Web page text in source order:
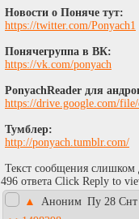
Новости о Поняче тут:
https://twitter.com/Ponyach1
Понячегруппа в ВК:
https://vk.com/ponyach
PonyachReader для
https://drive.google.com/
Тумблер:
http://ponyach.tumblr.com/
Текст сообщения
496 ответа Click Reply to
▲
Аноним Пy 28 Снт